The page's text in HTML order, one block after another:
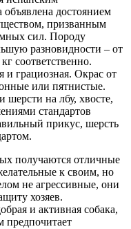
достоянием
призванным
сил. Породу
разновидности – от
соответственно.
и грациозная. Окрас от
или пятнистые.
шерсти на лбу, хвосте,
стандартов
прикус, шерсть
получаются отличные
к своим, но
не агрессивные, они
хозяев.
и активная собака,
предпочитает